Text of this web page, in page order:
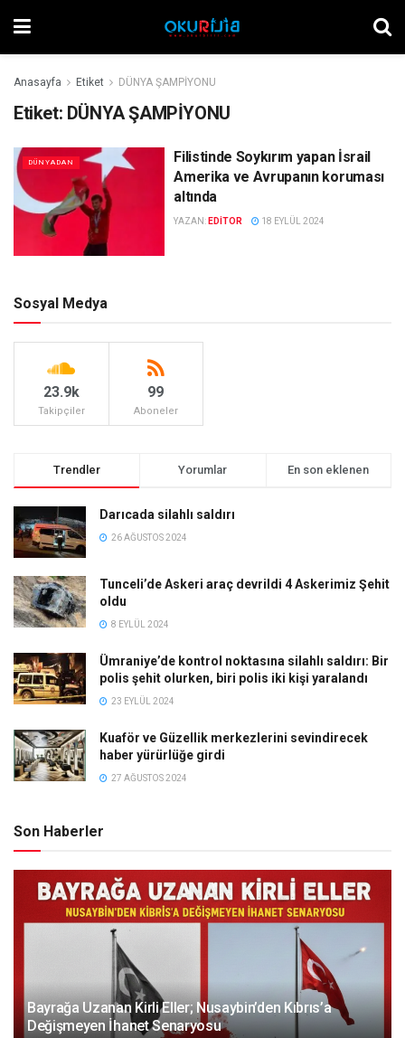
Anasayfa Etiket DÜNYA ŞAMPİYONU
Etiket: DÜNYA ŞAMPİYONU
DÜNYADAN
Filistinde Soykırım yapan İsrail
Amerika ve Avrupanın koruması
altında
YAZAN: EDITOR 18 EYLÜL 2024
Sosyal Medya
23.9k
Takipçiler
99
Aboneler
Trendler Yorumlar En son eklenen
Darıcada silahlı saldırı
26 AĞUSTOS 2024
Tunceli’de Askeri araç devrildi 4 Askerimiz Şehit
oldu
8 EYLÜL 2024
Ümraniye’de kontrol noktasına silahlı saldırı: Bir
polis şehit olurken, biri polis iki kişi yaralandı
23 EYLÜL 2024
Kuaför ve Güzellik merkezlerini sevindirecek
haber yürürlüğe girdi
27 AĞUSTOS 2024
Son Haberler
Bayrağa Uzanan Kirli Eller; Nusaybin’den Kıbrıs’a
Değişmeyen İhanet Senaryosu